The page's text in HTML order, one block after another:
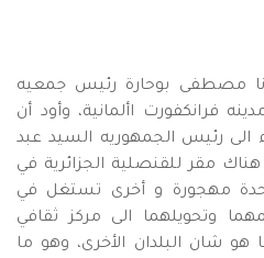
مصطفى بوحارة رئيس جمعيه
فرانكفورت األمانية، وأود أن
الى رئيس الجمهوريه السيد عبد
مقر للقنصلية الجزائرية في
مهجورة و أخرى تستغل في
وتحويلهما الى مركز ثقافي
هو شان البلدان الأخرى، وهو ما